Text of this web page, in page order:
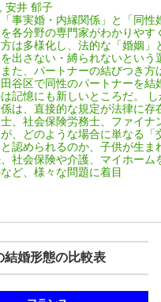
安井 郁子
事実婚・内縁関係」と「同性
各分野の専門家がわかりやす
は多様化し、法的な「婚姻」
出さない・縛られないという
た、パートナーの結びつき方
谷区で同性のパートナーを結
記憶にも新しいところだ。
は、直接的な規定が法律に存
、社会保険労務士、ファイナ
、どのような場合に単なる「
認められるのか、子供が生ま
社会保険や介護、マイホーム
ど、様々な問題に着目
結婚形態の比較表